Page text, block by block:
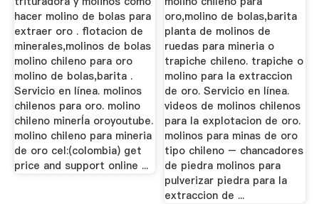
hacer molino de bolas para
extraer oro . flotacion de
minerales,molinos de bolas
molino chileno para oro
molino de bolas,barita .
Servicio en línea. molinos
chilenos para oro. molino
chileno minerÍa oroyoutube.
molino chileno para mineria
de oro cel:(colombia) get
price and support online ...
oro,molino de bolas,barita
planta de molinos de
ruedas para mineria o
trapiche chileno. trapiche o
molino para la extraccion
de oro. Servicio en línea.
videos de molinos chilenos
para la explotacion de oro.
molinos para minas de oro
tipo chileno – chancadores
de piedra molinos para
pulverizar piedra para la
extraccion de ...